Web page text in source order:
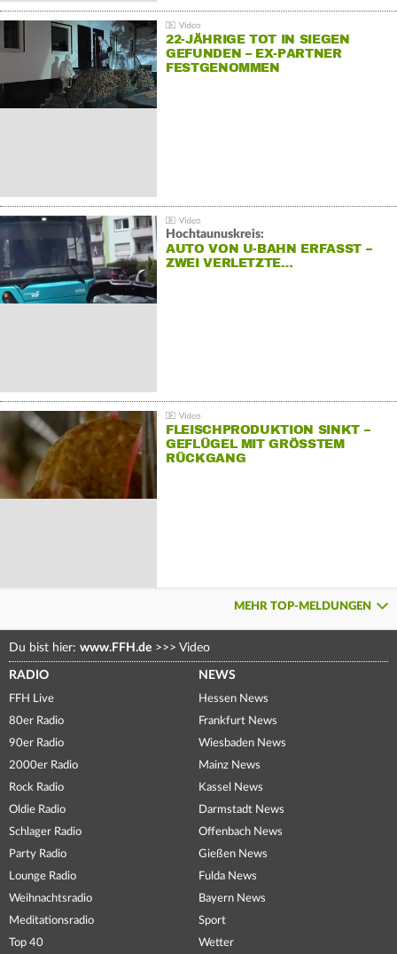
22-JÄHRIGE TOT IN SIEGEN
GEFUNDEN – EX-PARTNER
FESTGENOMMEN
Hochtaunuskreis:
AUTO VON U-BAHN ERFASST –
ZWEI VERLETZTE…
FLEISCHPRODUKTION SINKT –
GEFLÜGEL MIT GRÖSSTEM R
ÜCKGANG
MEHR TOP-MELDUNGEN
Du bist hier: www.FFH.de >>> Video
RADIO
FFH Live
80er Radio
90er Radio
2000er Radio
Rock Radio
Oldie Radio
Schlager Radio
Party Radio
Lounge Radio
Weihnachtsradio
Meditationsradio
Top 40
NEWS
Hessen News
Frankfurt News
Wiesbaden News
Mainz News
Kassel News
Darmstadt News
Offenbach News
Gießen News
Fulda News
Bayern News
Sport
Wetter